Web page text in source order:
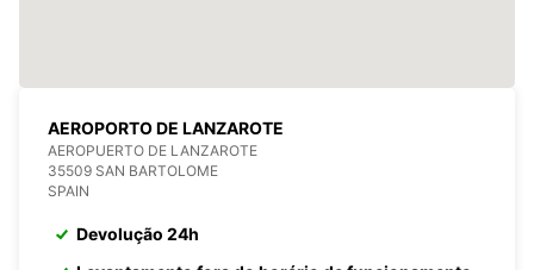
AEROPORTO DE LANZAROTE
AEROPUERTO DE LANZAROTE
35509 SAN BARTOLOME
SPAIN
Devolução 24h